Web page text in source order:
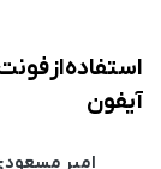
استفاده از
آیفون
امیر